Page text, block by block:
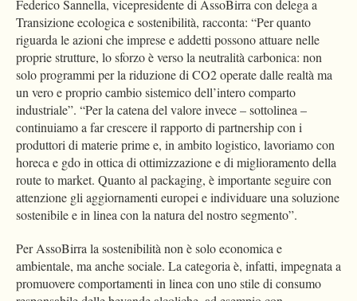
Federico Sannella, vicepresidente di AssoBirra con delega a
Transizione ecologica e sostenibilità, racconta: “Per quanto
riguarda le azioni che imprese e addetti possono attuare nelle
proprie strutture, lo sforzo è verso la neutralità carbonica: non
solo programmi per la riduzione di CO2 operate dalle realtà ma
un vero e proprio cambio sistemico dell’intero comparto
industriale”. “Per la catena del valore invece – sottolinea –
continuiamo a far crescere il rapporto di partnership con i
produttori di materie prime e, in ambito logistico, lavoriamo con
horeca e gdo in ottica di ottimizzazione e di miglioramento della
route to market. Quanto al packaging, è importante seguire con
attenzione gli aggiornamenti europei e individuare una soluzione
sostenibile e in linea con la natura del nostro segmento”.
Per AssoBirra la sostenibilità non è solo economica e
ambientale, ma anche sociale. La categoria è, infatti, impegnata a
promuovere comportamenti in linea con uno stile di consumo